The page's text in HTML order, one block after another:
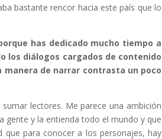
bastante rencor hacia este país que lo
has dedicado mucho tiempo a
los diálogos cargados de contenido
de narrar contrasta un poco
lectores. Me parece una ambición
gente y la entienda todo el mundo y que
para conocer a los personajes, hay